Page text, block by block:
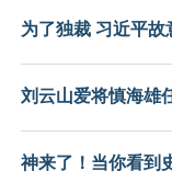
为了独裁 习近平故
刘云山爱将慎海雄
神来了！当你看到